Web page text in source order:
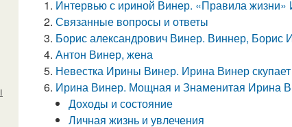
Интервью с ириной Винер. «Правила
Связанные вопросы и ответы
Борис александрович Винер. Виннер, Борис
Антон Винер, жена
Невестка Ирины Винер. Ирина Винер скупает
Ирина Винер. Мощная и Знаменитая Ирина
Доходы и состояние
Личная жизнь и увлечения